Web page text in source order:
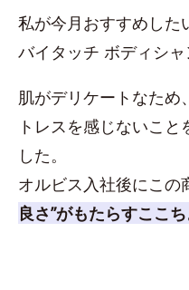
私が今月おすすめした
バイタッチ ボディシャ
肌がデリケートなため
トレスを感じないこ
した。
オルビス入社後にこの
良さ”がもたらすここ